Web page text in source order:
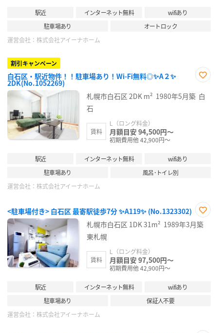
駅近 インターネット無料
wifiあり
駐車場あり
オートロック
運営会社： 株式会社アイーナホーム
割引キャンペーン
白石区・駅近物件！！駐車場あり！Wi-Fi無料◎✨A２✨
2DK(No.1052269)
に入
り登
札幌市白石区 2DK m² 1980年5月築 白
石
賃料
L（ロング料金）
月額目安 94,500円～
初期費用他 42,900円～
駅近 インターネット無料
wifiあり
駐車場あり
風呂･トイレ別
運営会社： 株式会社アイーナホーム
<駐車場付き> 白石区 最寄駅徒歩7分 ✨A119✨ (No.1323302)
お気
に入
札幌市白石区 1DK31m² 1989年3月築
東札幌
賃料
L（ロング料金）
月額目安 97,500円～
初期費用他 42,900円～
駅近 インターネット無料
wifiあり
駐車場あり
保証人不要
運営会社： 株式会社アイーナホーム